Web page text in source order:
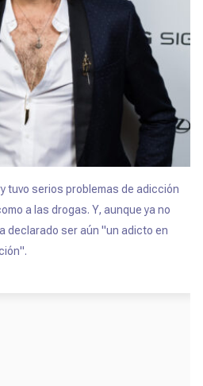
tuvo serios problemas de adicción
a las drogas. Y, aunque ya no
declarado ser aún "un adicto en